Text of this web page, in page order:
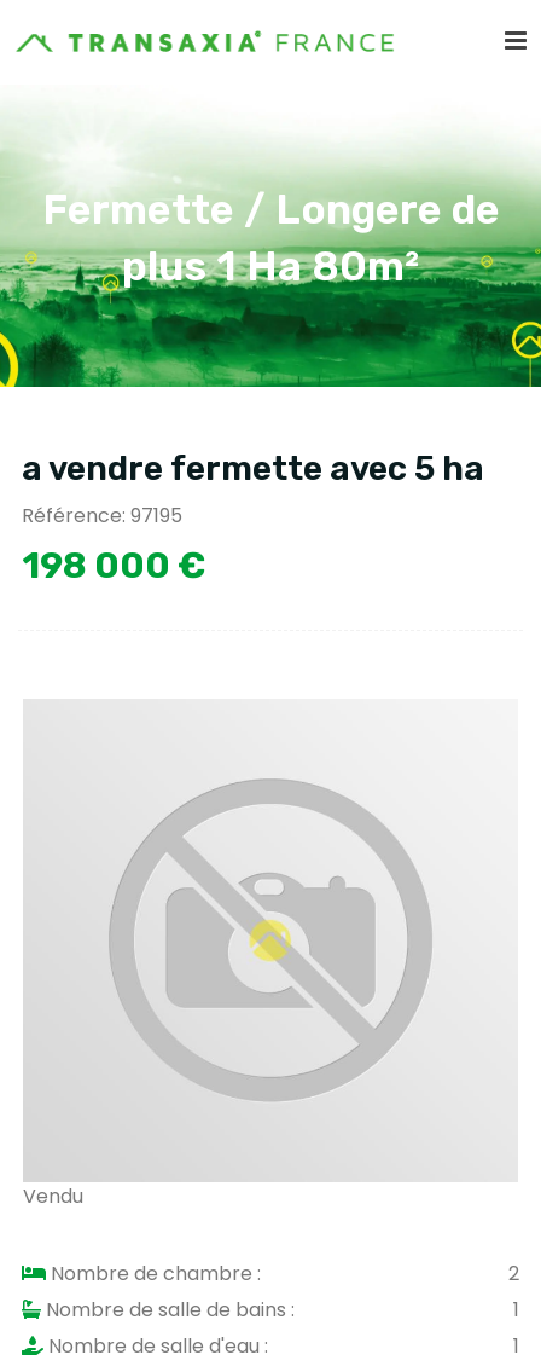
Fermette / Longere de
plus 1 Ha 80m²
a vendre fermette avec 5 ha
Référence: 97195
198 000 €
Vendu
Nombre de chambre :
2
Nombre de salle de bains :
1
Nombre de salle d'eau :
1